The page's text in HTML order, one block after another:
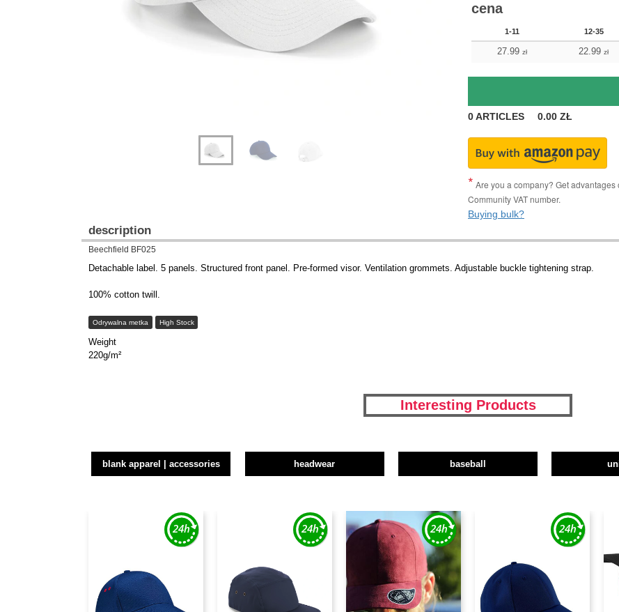
cena
1-11 12-35
27.99 zł 22.99 zł
0ARTICLES 0.00 ZŁ
Are you a company? Get
Community VAT number.
Buying bulk?
description
Beechfield BF025
Detachable label. 5 panels. Structured front panel. Pre-formed visor. Ventilation grommets. Adjustable buckle tightening strap.
100% cotton twill.
Odrywalna metka High Stock
Weight
220g/m²
Interesting Products
blank apparel | accessories headwear baseball